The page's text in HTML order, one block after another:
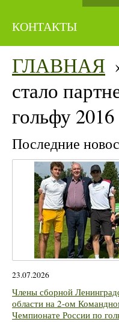
КОНТАКТЫ
ГЛАВНАЯ
стало
гольфу 2016
Последние
23.07.2026
Члены сборной
области на 2-ом
Чемпионате России по